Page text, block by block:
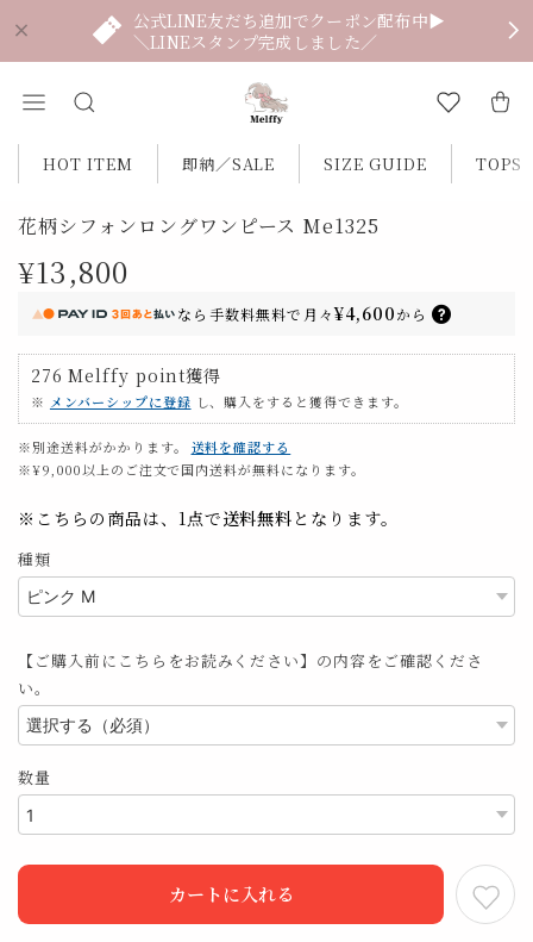
公式LINE友だち追加でクーポン配布中▶
＼LINEスタンプ完成しました／
HOT ITEM 即納／SALE SIZE GUIDE TOPS
花柄シフォンロングワンピース Me1325
¥13,800
なら 手数料無料で 月々¥4,600から
276 Melffy point獲得
※ メンバーシップに登録 し、購入をすると獲得できます。
※別途送料がかかります。
送料を確認する
※¥9,000以上のご注文で国内送料が無料になります。
※こちらの商品は、1点で送料無料 となります。
種類
【ご購入前にこちらをお読みください】の内容をご確認くださ
い。
数量
カートに入れる